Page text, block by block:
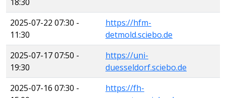
2025-07-22 07:30 -
11:30
https://hfm-
detmold.sciebo.de
2025-07-17 07:50 -
19:30
https://uni-
duesseldorf.sciebo.de
2025-07-16 07:30 -
https://fh-